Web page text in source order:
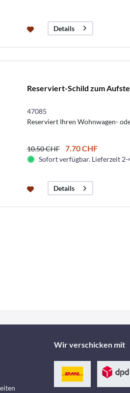
Details
Reserviert-Schild zum
47085
Reserviert Ihren Wohnwagen-
10.50 CHF 7.70 CHF
Sofort verfügbar. Lieferzeit 2-
Details
Wir verschicken mit